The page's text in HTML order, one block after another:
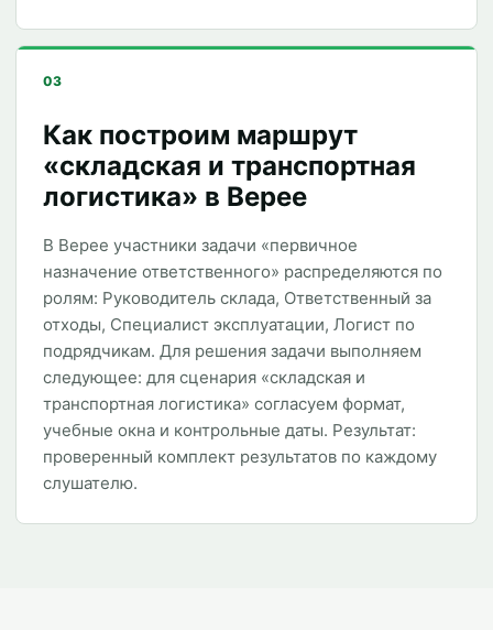
03
Как построим маршрут
«складская и транспортная
логистика» в Верее
В Верее участники задачи «первичное
назначение ответственного» распределяются по
ролям: Руководитель склада, Ответственный за
отходы, Специалист эксплуатации, Логист по
подрядчикам. Для решения задачи выполняем
следующее: для сценария «складская и
транспортная логистика» согласуем формат,
учебные окна и контрольные даты. Результат:
проверенный комплект результатов по каждому
слушателю.